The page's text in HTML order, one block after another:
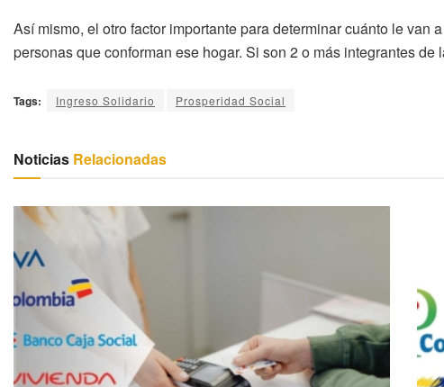
Así mismo, el otro factor importante para determinar cuánto le van
personas que conforman ese hogar. Si son 2 o más integrantes
Tags: Ingreso Solidario Prosperidad Social
Noticias Relacionadas